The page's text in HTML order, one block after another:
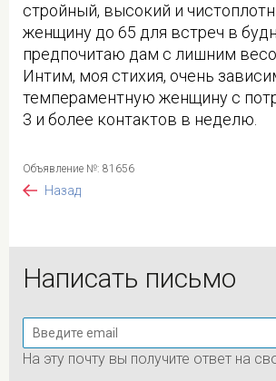
стройный, высокий и
женщину до 65 для встреч в
предпочитаю дам с лишним
Интим, моя стихия, очень
темпераментную женщину с
3 и более контактов в неделю.
Объявление №: 81656
Назад
Написать письмо
На эту почту вы получите ответ на